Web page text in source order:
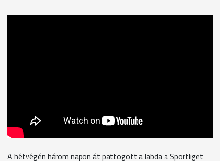
A hétvégén három napon át pattogott a labda a Sportliget